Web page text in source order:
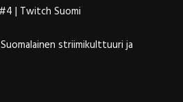
| Twitch Suomi
striimikulttuuri ja